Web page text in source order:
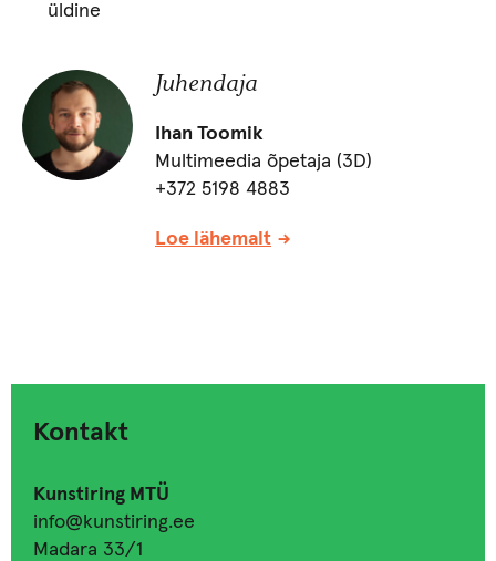
üldine
Juhendaja
Ihan Toomik
Multimeedia õpetaja (3D)
+372 5198 4883
Loe lähemalt
Kontakt
Kunstiring MTÜ
info@kunstiring.ee
Madara 33/1